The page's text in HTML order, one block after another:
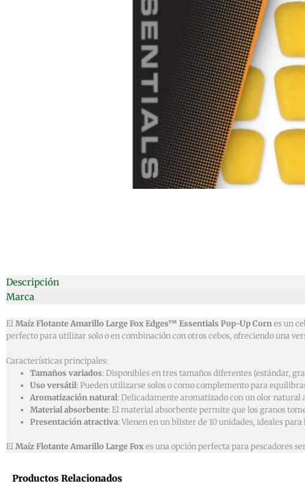
Descripción
Marca
ElMaíz Flotante Amarillo Large Fox Edges™ Essentials Pop-Up Cornes un
perfecto para utilizar solo o en combinación con otros cebos, ofreciendo una
Características principales:
Tamaños variados: Disponibles en tres tamaños diferentes (estándar,
Uso versátil: Pueden utilizarse solos o como complemento para
Aromatización natural: Delicadamente aromatizado con un olor
Material absorbente: El material absorbente permite que los granos
Presentación atractiva: Vienen en un blister de 10 unidades, ideales
ElMaíz Flotante Amarillo Large Foxes una opción perfecta para pescadores
Productos Relacionados